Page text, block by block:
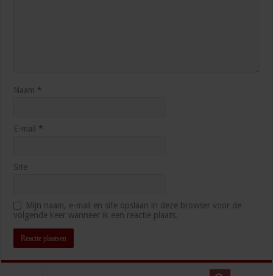
Naam *
E-mail *
Site
Mijn naam, e-mail en site opslaan in deze browser voor de
volgende keer wanneer ik een reactie plaats.